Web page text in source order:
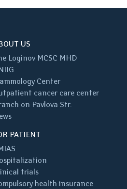
US
Loginov MCSC MHD
Center
cancer care center
on Pavlova Str.
PATIENT
trials
health insurance